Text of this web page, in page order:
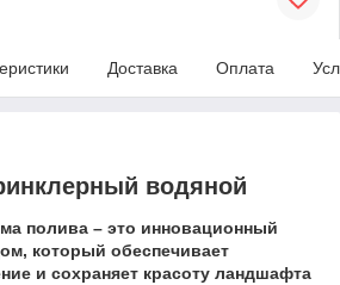
Доставка Оплата
водяной
полива – это инновационный
который обеспечивает
и сохраняет красоту ландшафта